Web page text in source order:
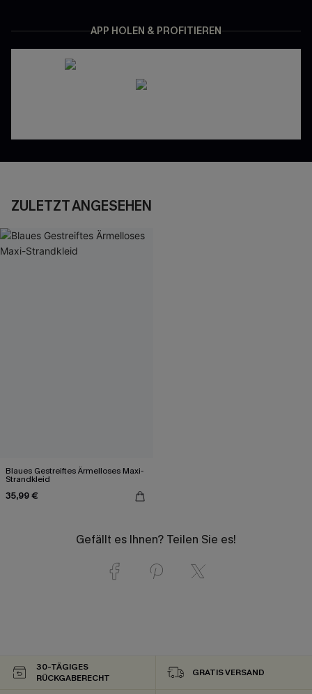
APP HOLEN & PROFITIEREN
ZULETZT ANGESEHEN
Blaues Gestreiftes Ärmelloses Maxi-
Strandkleid
35,99 €
Gefällt es Ihnen? Teilen Sie es!
30-TÄGIGES
RÜCKGABERECHT
GRATIS VERSAND